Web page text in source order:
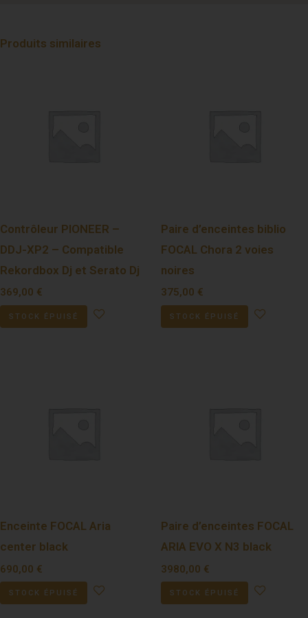
Produits similaires
Contrôleur PIONEER –
DDJ-XP2 – Compatible
Rekordbox Dj et Serato Dj
369,00 €
STOCK ÉPUISÉ
Paire d’enceintes biblio
FOCAL Chora 2 voies
noires
375,00 €
STOCK ÉPUISÉ
Enceinte FOCAL Aria
center black
690,00 €
STOCK ÉPUISÉ
Paire d’enceintes FOCAL
ARIA EVO X N3 black
3980,00 €
STOCK ÉPUISÉ